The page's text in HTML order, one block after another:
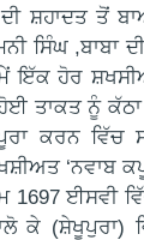
ਸ਼ਹਾਦਤ ਤੋਂ
ਸਿੰਘ ,ਬਾਬਾ
ਇੱਕ ਹੋਰ
ਤਾਕਤ ਨੂੰ
ਕਰਨ ਵਿੱਚ
‘ਨਵਾਬ
1697 ਈਸਵੀ
ਕੇ (ਸ਼ੇਖੂਪੁਰਾ)